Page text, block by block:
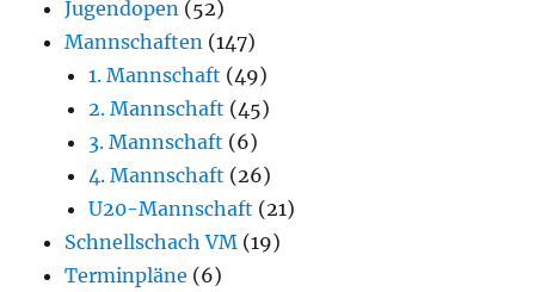
Jugendopen (52)
Mannschaften (147)
1. Mannschaft (49)
2. Mannschaft (45)
3. Mannschaft (6)
4. Mannschaft (26)
U20-Mannschaft (21)
Schnellschach VM (19)
Terminpläne (6)